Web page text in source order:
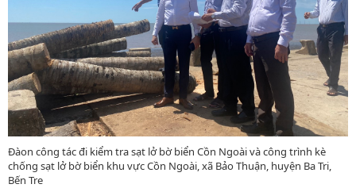
Đàon công tác đi kiểm tra sạt lở bờ biển Cồn Ngoài và công trình kè
chống sạt lở bờ biển khu vực Cồn Ngoài, xã Bảo Thuận, huyện Ba Tri,
Bến Tre